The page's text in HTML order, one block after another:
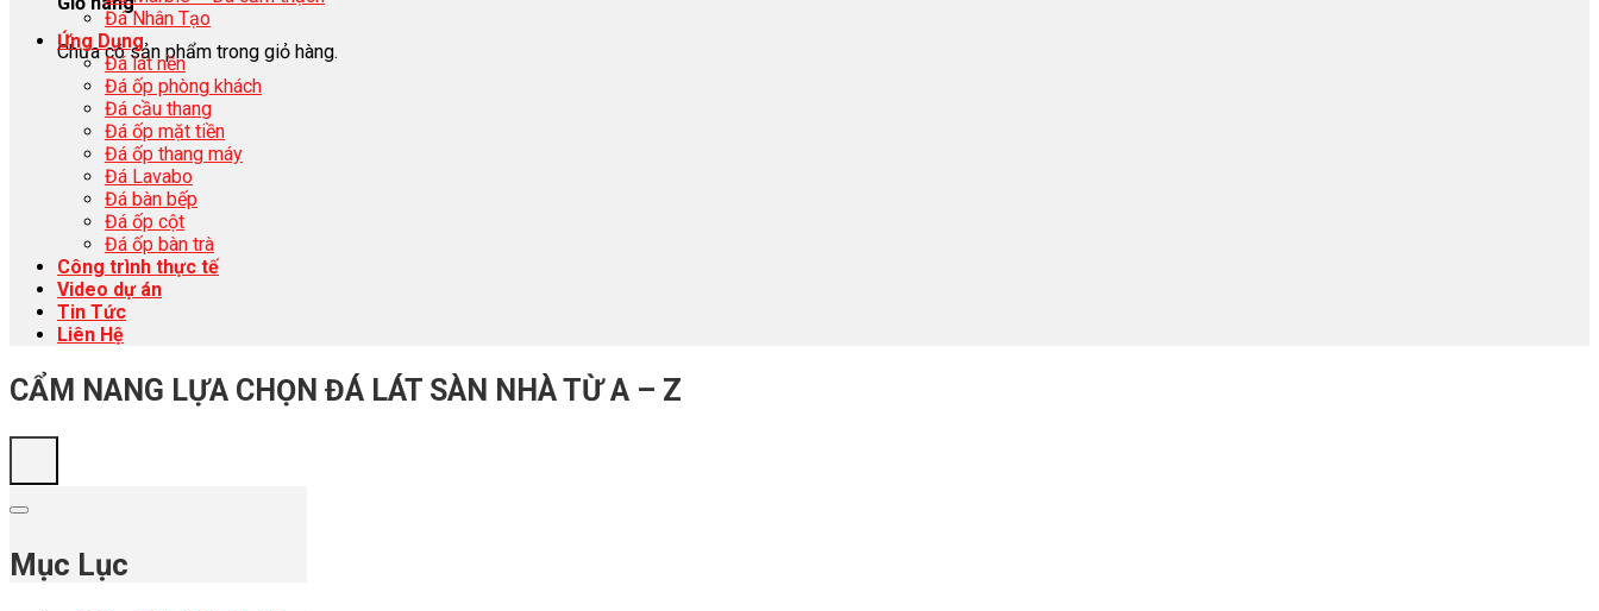
Chưa có sản phẩm trong giỏ hàng.
Đá Nhân Tạo
Ứng Dụng
Đá lát nền
Đá ốp phòng khách
Đá cầu thang
Đá ốp mặt tiền
Đá ốp thang máy
Đá Lavabo
Đá bàn bếp
Đá ốp cột
Đá ốp bàn trà
Công trình thực tế
Video dự án
Tin Tức
Liên Hệ
CẨM NANG LỰA CHỌN ĐÁ LÁT SÀN NHÀ TỪ A – Z
Mục Lục